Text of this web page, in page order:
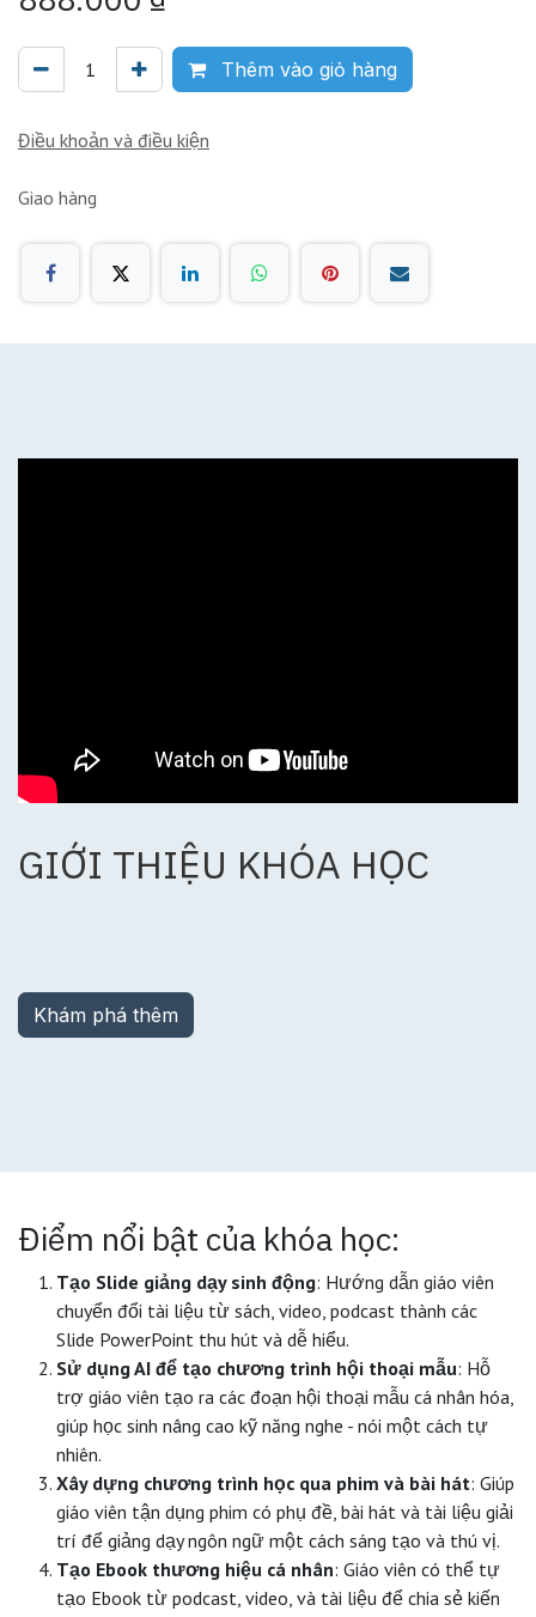
Thêm vào giỏ hàng
Điều khoản và điều kiện
Giao hàng
GIỚI THIỆU KHÓA HỌC
Khám phá thêm
Điểm nổi bật của khóa học:
Tạo Slide giảng dạy sinh động: Hướng dẫn giáo viên
chuyển đổi tài liệu từ sách, video, podcast thành các
Slide PowerPoint thu hút và dễ hiểu.
Sử dụng AI để tạo chương trình hội thoại mẫu: Hỗ
trợ giáo viên tạo ra các đoạn hội thoại mẫu cá nhân hóa,
giúp học sinh nâng cao kỹ năng nghe - nói một cách tự
nhiên.
Xây dựng chương trình học qua phim và bài hát: Giúp
giáo viên tận dụng phim có phụ đề, bài hát và tài liệu giải
trí để giảng dạy ngôn ngữ một cách sáng tạo và thú vị.
Tạo Ebook thương hiệu cá nhân: Giáo viên có thể tự
tạo Ebook từ podcast, video, và tài liệu để chia sẻ kiến